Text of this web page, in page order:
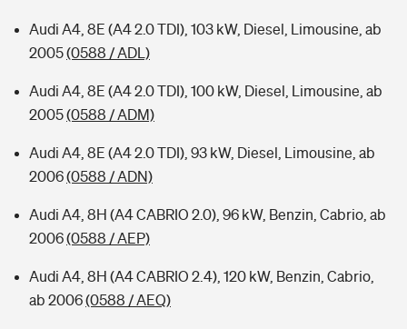
Audi A4, 8E (A4 2.0 TDI), 103 kW, Diesel, Limousine, ab
2005(0588 / ADL)
Audi A4, 8E (A4 2.0 TDI), 100 kW, Diesel, Limousine, ab
2005(0588 / ADM)
Audi A4, 8E (A4 2.0 TDI), 93 kW, Diesel, Limousine, ab
2006(0588 / ADN)
Audi A4, 8H (A4 CABRIO 2.0), 96 kW, Benzin, Cabrio, ab
2006(0588 / AEP)
Audi A4, 8H (A4 CABRIO 2.4), 120 kW, Benzin, Cabrio,
ab 2006(0588 / AEQ)